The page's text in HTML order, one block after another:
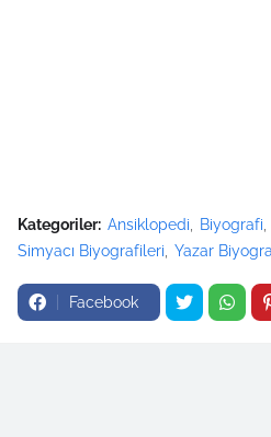
Kategoriler: Ansiklopedi Biyografi
Simyacı Biyografileri
Yazar
Facebook